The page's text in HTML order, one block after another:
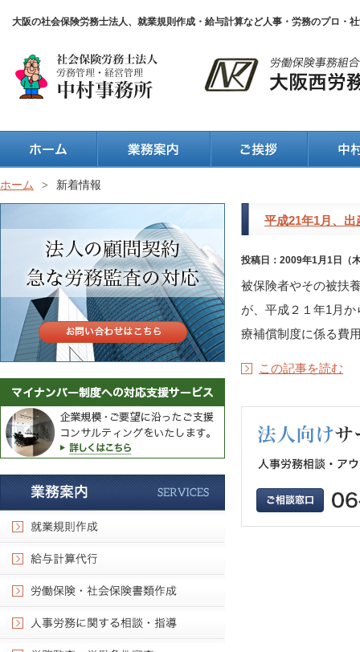
大阪の社会保険労務士法人、就業規則作成・給与計算など人事・労務のプロ・
ホーム > 新着情報
平成21年1月、
投稿日：2009年1月1日（
被保険者やその被扶
が、平成２１年1月
療補償制度に係る費
この記事を読む